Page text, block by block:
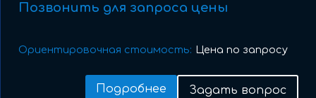
Позвонить для запроса цены
Ориентировочная стоимость: Цена по запросу
Подробнее Задать вопрос